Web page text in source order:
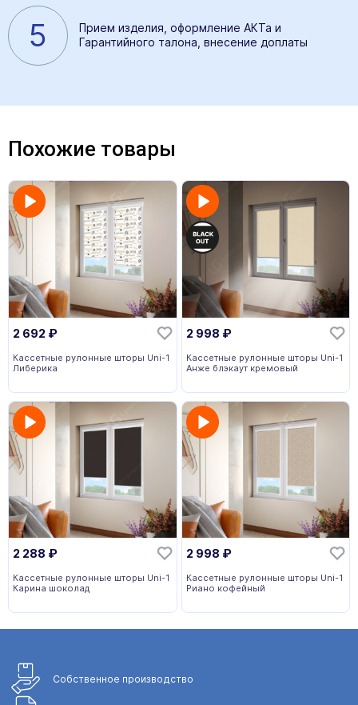
5
Прием изделия, оформление АКТа и
Гарантийного талона, внесение доплаты
Похожие товары
2 692 ₽
Кассетные рулонные шторы Uni-1
Либерика
2 998 ₽
Кассетные рулонные шторы Uni-1
Анже блэкаут кремовый
2 288 ₽
Кассетные рулонные шторы Uni-1
Карина шоколад
2 998 ₽
Кассетные рулонные шторы Uni-1
Риано кофейный
Собственное производство